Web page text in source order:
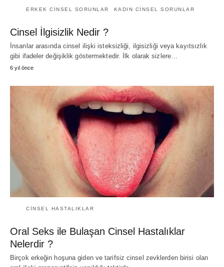
ERKEK CINSEL SORUNLAR KADIN CINSEL SORUNLAR
Cinsel İlgisizlik Nedir ?
İnsanlar arasında cinsel ilişki isteksizliği, ilgisizliği veya kayıtsızlık
gibi ifadeler değişiklik göstermektedir. İlk olarak sizlere…
6 yıl önce
CINSEL HASTALIKLAR
Oral Seks ile Bulaşan Cinsel Hastalıklar
Nelerdir ?
Birçok erkeğin hoşuna giden ve tarifsiz cinsel zevklerden birisi olan